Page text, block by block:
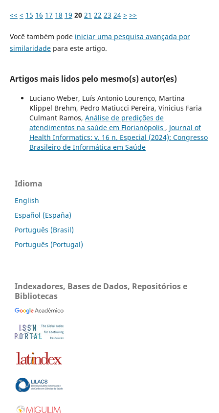
<< < 15 16 17 18 19 20 21 22 23 24 > >>
Você também pode iniciar uma pesquisa avançada por
similaridadepara este artigo.
Artigos mais lidos pelo mesmo(s) autor(es)
Luciano Weber, Luís Antonio Lourenço, Martina
Klippel Brehm, Pedro Matiucci Pereira, Vinicius Faria
Culmant Ramos, Análise de predições de
atendimentos na saúde em Florianópolis , Journal of
Health Informatics: v. 16 n. Especial (2024): Congresso
Brasileiro de Informática em Saúde
Idioma
English
Español (España)
Português (Brasil)
Português (Portugal)
Indexadores, Bases de Dados, Repositórios e
Bibliotecas